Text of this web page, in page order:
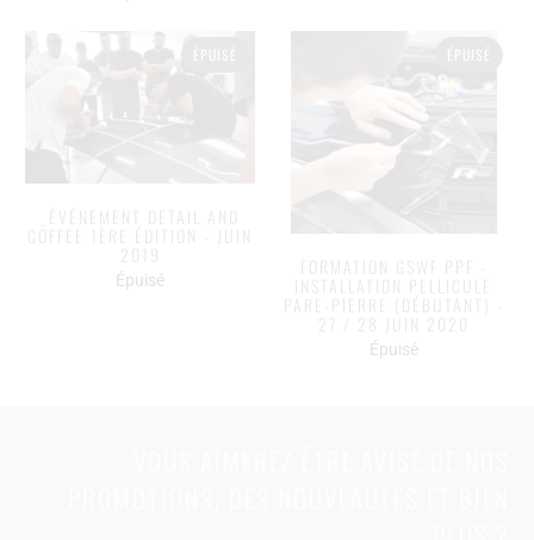
_ÉVÉNEMENT DETAIL AND
COFFEE 1ÈRE ÉDITION - JUIN
Épuisé
FORMATION GSWF PPF -
INSTALLATION PELLICULE
PARE-PIERRE (DÉBUTANT) -
27 / 28 JUIN 2020
Épuisé